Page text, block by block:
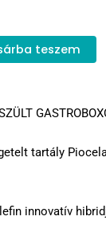
is:
teszem
tartály
innovatív